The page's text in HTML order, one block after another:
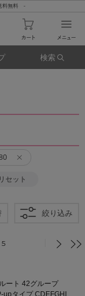
料無料 -
検索
リセット
絞り込み
5
ート 42グループ
タイプ CDEFGHI